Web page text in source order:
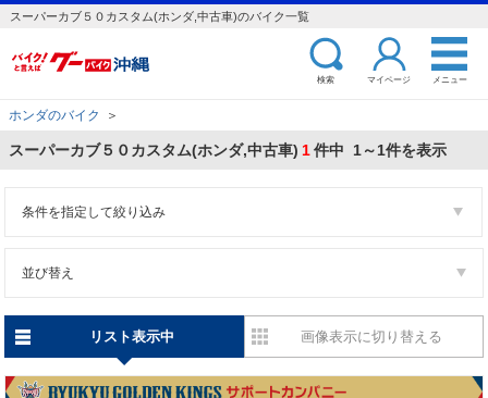
スーパーカブ５０カスタム(ホンダ,中古車)のバイク一覧
検索 マイページ メニュー
ホンダのバイク ＞
スーパーカブ５０カスタム(ホンダ,中古車) 1件中 1～1件を表示
条件を指定して絞り込み
並び替え
リスト表示中 画像表示に切り替える